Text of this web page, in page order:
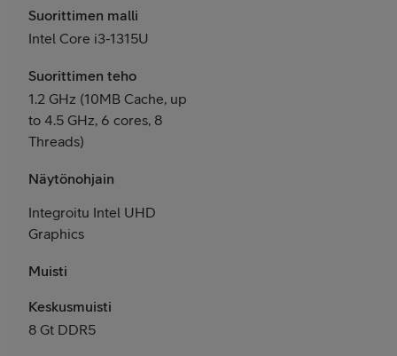
Suorittimen malli
Intel Core i3-1315U
Suorittimen teho
1.2 GHz (10MB Cache, up
to 4.5 GHz, 6 cores, 8
Threads)
Näytönohjain
Integroitu Intel UHD
Graphics
Muisti
Keskusmuisti
8 Gt DDR5